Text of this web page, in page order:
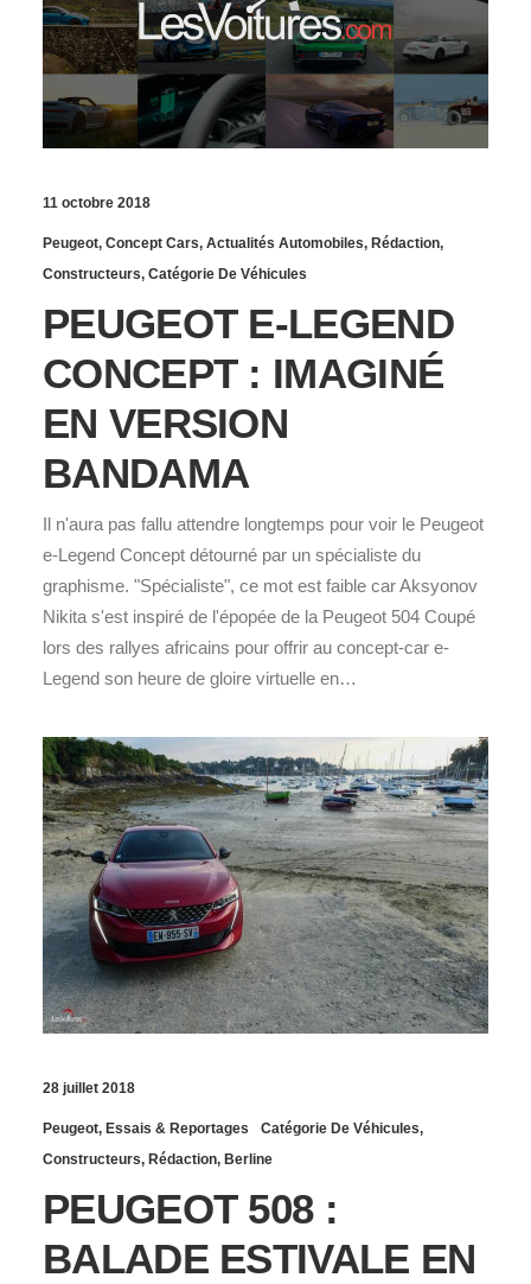
11 octobre 2018
Peugeot, Concept Cars, Actualités Automobiles, Rédaction,
Constructeurs, Catégorie De Véhicules
PEUGEOT E-LEGEND
CONCEPT : IMAGINÉ
EN VERSION
BANDAMA
Il n'aura pas fallu attendre longtemps pour voir le Peugeot
e-Legend Concept détourné par un spécialiste du
graphisme. "Spécialiste", ce mot est faible car Aksyonov
Nikita s'est inspiré de l'épopée de la Peugeot 504 Coupé
lors des rallyes africains pour offrir au concept-car e-
Legend son heure de gloire virtuelle en…
28 juillet 2018
Peugeot, Essais & Reportages Catégorie De Véhicules,
Constructeurs, Rédaction, Berline
PEUGEOT 508 :
BALADE ESTIVALE EN